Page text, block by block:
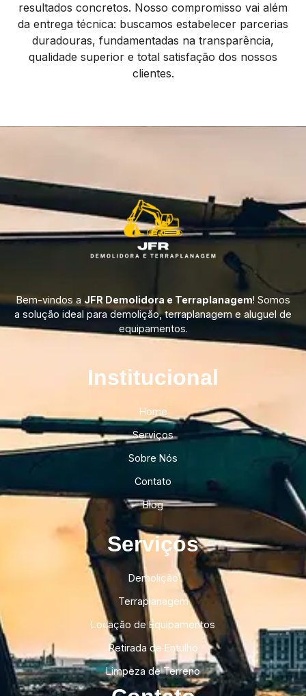
resultados concretos. Nosso compromisso vai além
da entrega técnica: buscamos estabelecer parcerias
duradouras, fundamentadas na transparência,
qualidade superior e total satisfação dos nossos
clientes.
Bem-vindos a JFR Demolidora e Terraplanagem! Somos
a solução ideal para demolição, terraplanagem e aluguel de
equipamentos.
Institucional​
Home
Serviços
Sobre Nós
Contato
Blog
Serviços
Demolição
Terraplanagem
Locação de Equipamentos
Retirada de Entulho
Limpeza de Terreno